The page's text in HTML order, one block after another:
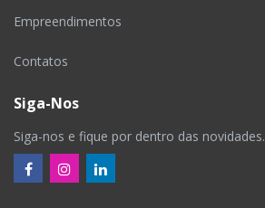
Empreendimentos
Contatos
Siga-Nos
Siga-nos e fique por dentro das novidades.